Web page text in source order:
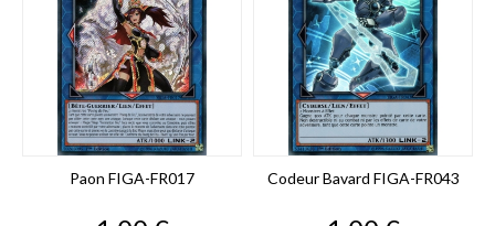
Paon FIGA-FR017 Codeur Bavard FIGA-FR043